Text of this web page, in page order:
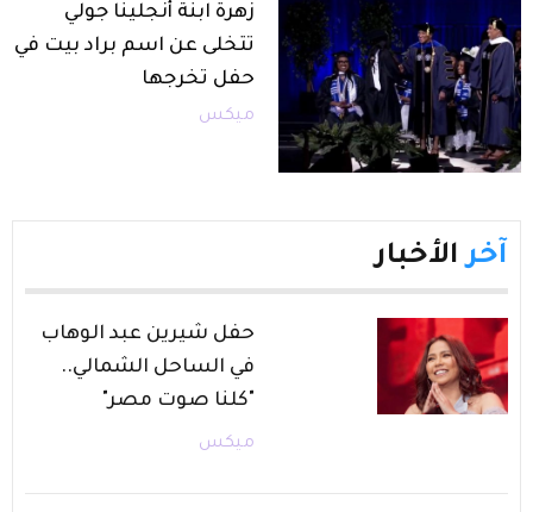
زهرة ابنة أنجلينا جولي
تتخلى عن اسم براد بيت في
حفل تخرجها
ميكس
آخر الأخبار
حفل شيرين عبد الوهاب
في الساحل الشمالي..
"كلنا صوت مصر"
ميكس